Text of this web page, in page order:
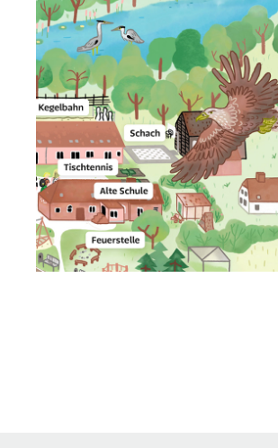
ÜBERSICHTSPLAN FÜR DAS HAUS
WILDTIERLAND
2021